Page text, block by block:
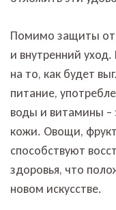
Помимо защиты от
и внутренний
на то, как будет
питание,
воды и витамины –
кожи. Овощи,
способствуют
здоровья, что
новом искусстве.